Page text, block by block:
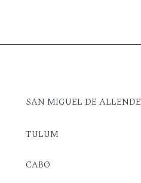
SAN MIGUEL DE ALLENDE
TULUM
CABO